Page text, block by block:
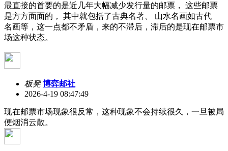
最直接的首要的是近几年大幅减少发行量的邮票， 这些邮票
是方方面面的， 其中就包括了古典名著、 山水名画如古代
名画等，这一点都不矛盾，来的不滞后，滞后的是现在邮票市
场这种状态。
板凳 博弈邮社
2026-4-19 08:47:49
现在邮票市场现象很反常，这种现象不会持续很久，一旦被局
便烟消云散。